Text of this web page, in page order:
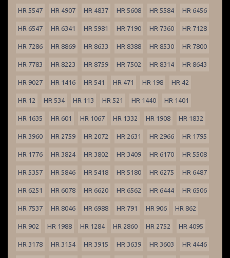
HR 5547 HR 4907 HR 4837 HR 5608 HR 5584 HR 6456
HR 6547 HR 6341 HR 5981 HR 7190 HR 7360 HR 7128
HR 7286 HR 8869 HR 8633 HR 8388 HR 8530 HR 7800
HR 7783 HR 8223 HR 8759 HR 7502 HR 8314 HR 8643
HR 9027 HR 1416 HR 541 HR 471 HR 198 HR 42
HR 12 HR 534 HR 113 HR 521 HR 1440 HR 1401
HR 1635 HR 601 HR 1067 HR 1332 HR 1908 HR 1832
HR 3960 HR 2759 HR 2072 HR 2631 HR 2966 HR 1795
HR 1776 HR 3824 HR 3802 HR 3409 HR 6170 HR 5508
HR 5357 HR 5846 HR 5418 HR 5180 HR 6275 HR 6487
HR 6251 HR 6078 HR 6620 HR 6562 HR 6444 HR 6506
HR 7537 HR 8046 HR 6988 HR 791 HR 906 HR 862
HR 902 HR 1988 HR 1284 HR 2860 HR 2752 HR 4095
HR 3178 HR 3154 HR 3915 HR 3639 HR 3603 HR 4446